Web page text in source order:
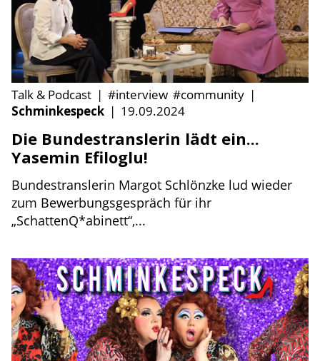
Talk & Podcast | #interview #community |
Schminkespeck | 19.09.2024
Die Bundestranslerin lädt ein...
Yasemin Efiloglu!
Bundestranslerin Margot Schlönzke lud wieder
zum Bewerbungsgespräch für ihr
„SchattenQ*abinett“,...